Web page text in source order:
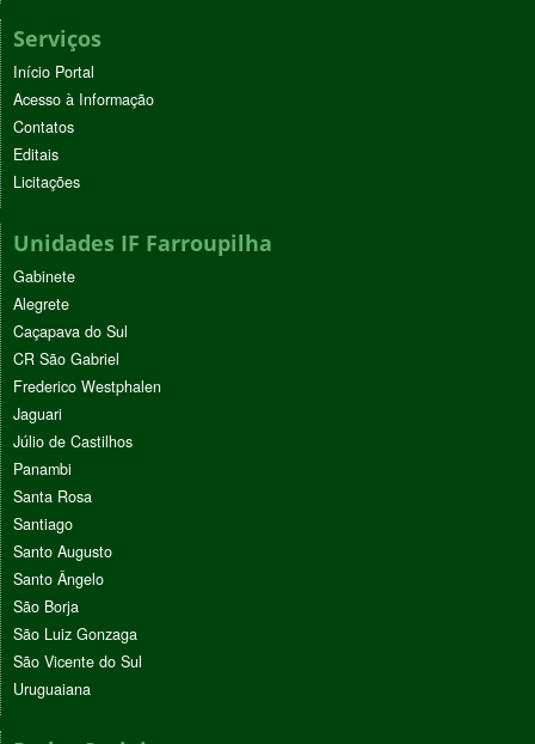
Serviços
Início Portal
Acesso à Informação
Contatos
Editais
Licitações
Unidades IF Farroupilha
Gabinete
Alegrete
Caçapava do Sul
CR São Gabriel
Frederico Westphalen
Jaguari
Júlio de Castilhos
Panambi
Santa Rosa
Santiago
Santo Augusto
Santo Ângelo
São Borja
São Luiz Gonzaga
São Vicente do Sul
Uruguaiana